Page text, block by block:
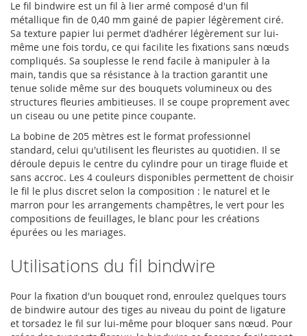
Le fil bindwire est un fil à lier armé composé d'un fil
métallique fin de 0,40 mm gainé de papier légèrement ciré.
Sa texture papier lui permet d'adhérer légèrement sur lui-
même une fois tordu, ce qui facilite les fixations sans nœuds
compliqués. Sa souplesse le rend facile à manipuler à la
main, tandis que sa résistance à la traction garantit une
tenue solide même sur des bouquets volumineux ou des
structures fleuries ambitieuses. Il se coupe proprement avec
un ciseau ou une petite pince coupante.
La bobine de 205 mètres est le format professionnel
standard, celui qu'utilisent les fleuristes au quotidien. Il se
déroule depuis le centre du cylindre pour un tirage fluide et
sans accroc. Les 4 couleurs disponibles permettent de choisir
le fil le plus discret selon la composition : le naturel et le
marron pour les arrangements champêtres, le vert pour les
compositions de feuillages, le blanc pour les créations
épurées ou les mariages.
Utilisations du fil bindwire
Pour la fixation d'un bouquet rond, enroulez quelques tours
de bindwire autour des tiges au niveau du point de ligature
et torsadez le fil sur lui-même pour bloquer sans nœud. Pour